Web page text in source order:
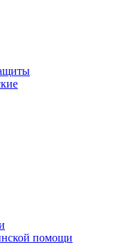
помощи